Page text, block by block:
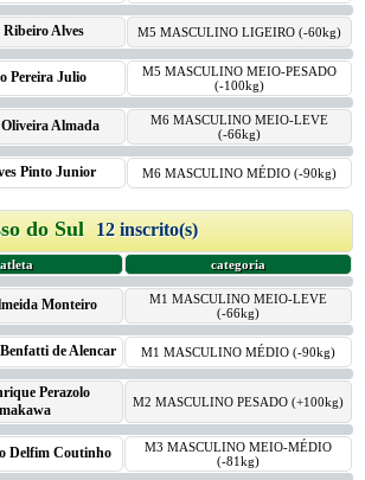
Ribeiro Alves M5 MASCULINO LIGEIRO (-60kg)
Pereira Julio
M5 MASCULINO MEIO-PESADO
(-100kg)
Almada
M6 MASCULINO MEIO-LEVE
(-66kg)
Pinto Junior M6 MASCULINO MÉDIO (-90kg)
do Sul 12 inscrito(s)
atleta categoria
Monteiro
M1 MASCULINO MEIO-LEVE
(-66kg)
de Alencar M1 MASCULINO MÉDIO (-90kg)
Perazolo
M2 MASCULINO PESADO (+100kg)
Delfim Coutinho
M3 MASCULINO MEIO-MÉDIO
(-81kg)